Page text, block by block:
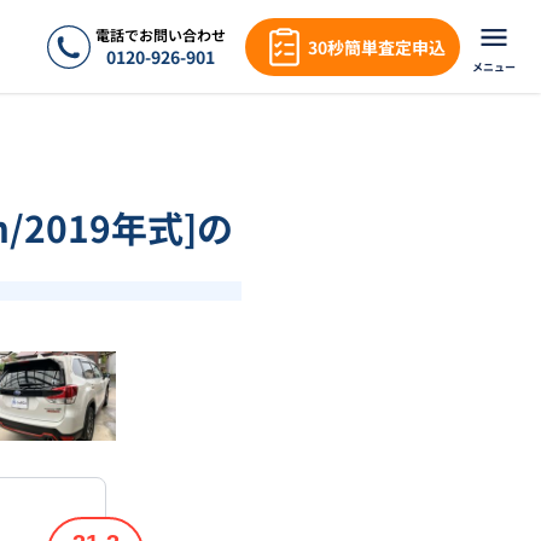
電話でお問い合わせ
0120-926-901 30秒簡単査定申込
メニュー
2019年式]の
1/18